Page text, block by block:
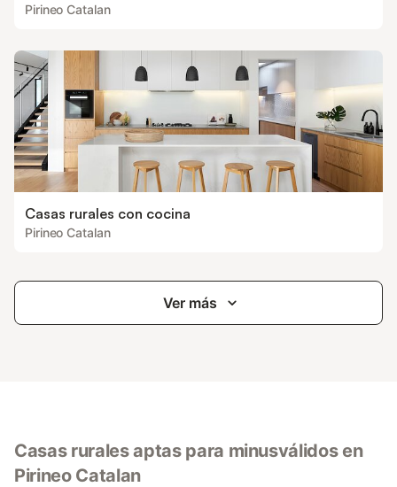
Pirineo Catalan
Casas rurales con cocina
Pirineo Catalan
Ver más
Casas rurales aptas para minusválidos en
Pirineo Catalan